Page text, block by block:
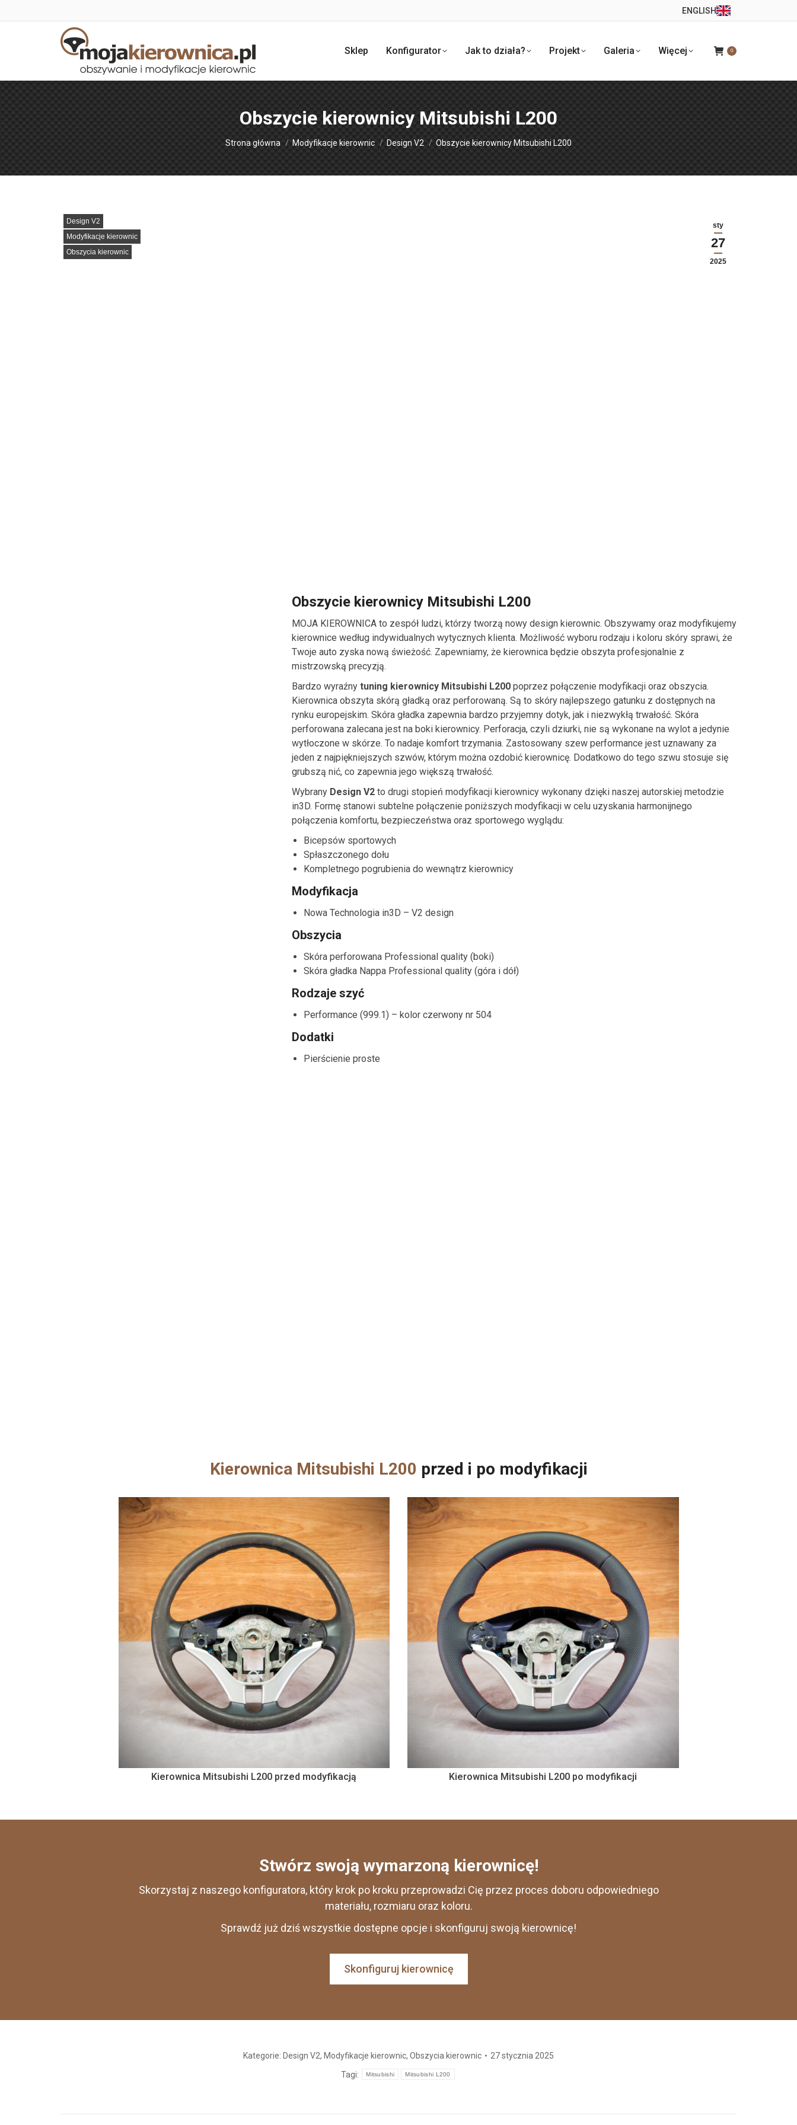
ENGLISH
Sklep Konfigurator Jak to działa? Projekt Galeria Więcej 0
Obszycie kierownicy Mitsubishi L200
Jesteś tutaj:
Strona główna Modyfikacje kierownic Design V2 Obszycie kierownicy Mitsubishi L200
sty
27
2025
Design V2
Modyfikacje kierownic
Obszycia kierownic
Obszycie kierownicy Mitsubishi L200
MOJA KIEROWNICA to zespół ludzi, którzy tworzą nowy design kierownic. Obszywamy oraz modyfikujemy
kierownice według indywidualnych wytycznych klienta. Możliwość wyboru rodzaju i koloru skóry sprawi, że
Twoje auto zyska nową świeżość. Zapewniamy, że kierownica będzie obszyta profesjonalnie z
mistrzowską precyzją.
Bardzo wyraźny tuning kierownicy Mitsubishi L200 poprzez połączenie modyfikacji oraz obszycia.
Kierownica obszyta skórą gładką oraz perforowaną. Są to skóry najlepszego gatunku z dostępnych na
rynku europejskim. Skóra gładka zapewnia bardzo przyjemny dotyk, jak i niezwykłą trwałość. Skóra
perforowana zalecana jest na boki kierownicy. Perforacja, czyli dziurki, nie są wykonane na wylot a jedynie
wytłoczone w skórze. To nadaje komfort trzymania. Zastosowany szew performance jest uznawany za
jeden z najpiękniejszych szwów, którym można ozdobić kierownicę. Dodatkowo do tego szwu stosuje się
grubszą nić, co zapewnia jego większą trwałość.
Wybrany Design V2 to drugi stopień modyfikacji kierownicy wykonany dzięki naszej autorskiej metodzie
in3D. Formę stanowi subtelne połączenie poniższych modyfikacji w celu uzyskania harmonijnego
połączenia komfortu, bezpieczeństwa oraz sportowego wyglądu:
Bicepsów sportowych
Spłaszczonego dołu
Kompletnego pogrubienia do wewnątrz kierownicy
Modyfikacja
Nowa Technologia in3D – V2 design
Obszycia
Skóra perforowana Professional quality (boki)
Skóra gładka Nappa Professional quality (góra i dół)
Rodzaje szyć
Performance (999.1) – kolor czerwony nr 504
Dodatki
Pierścienie proste
Kierownica Mitsubishi L200 przed i po modyfikacji
Kierownica Mitsubishi L200 przed modyfikacją Kierownica Mitsubishi L200 po modyfikacji
Stwórz swoją wymarzoną kierownicę!
Skorzystaj z naszego konfiguratora, który krok po kroku przeprowadzi Cię przez proces doboru odpowiedniego
materiału, rozmiaru oraz koloru.
Sprawdź już dziś wszystkie dostępne opcje i skonfiguruj swoją kierownicę!
Skonfiguruj kierownicę
Kategorie: Design V2, Modyfikacje kierownic, Obszycia kierownic
27 stycznia 2025
Tagi:
Mitsubishi Mitsubishi L200